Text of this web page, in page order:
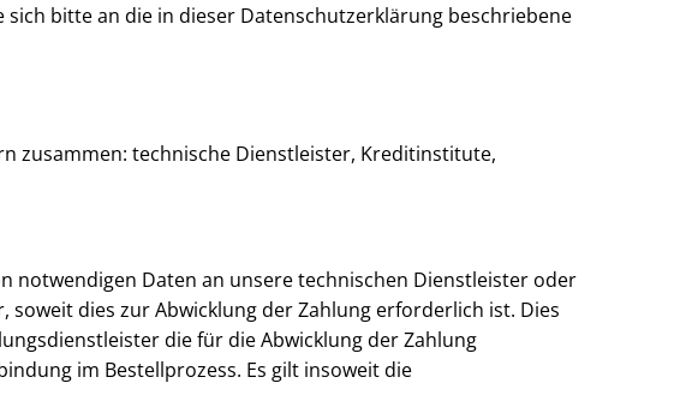
bitte an die in dieser Datenschutzerklärung beschriebene
zusammen: technische Dienstleister, Kreditinstitute,
notwendigen Daten an unsere technischen Dienstleister oder
dies zur Abwicklung der Zahlung erforderlich ist. Dies
die für die Abwicklung der Zahlung
im Bestellprozess. Es gilt insoweit die